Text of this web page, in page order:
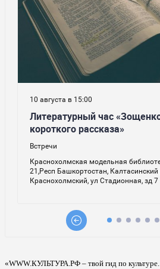
«WWW.КУЛЬТУРА.РФ – твой гид по культуре.